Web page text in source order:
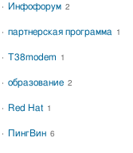
Инфофорум 2
партнерская программа 1
T38modem 1
образование 2
Red Hat 1
ПингВин 6